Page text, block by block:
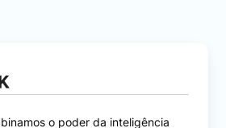
o poder da inteligência